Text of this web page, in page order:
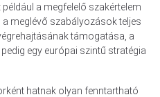
a megfelelő szakértelem
meglévő szabályozások teljes
támogatása, a
egy európai szintű stratégia
hatnak olyan fenntartható